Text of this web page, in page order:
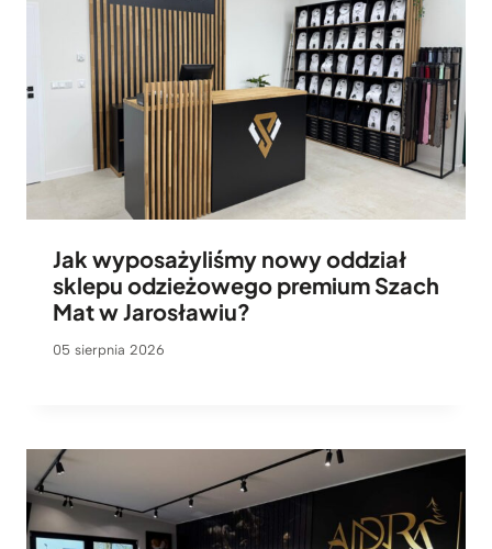
Jak wyposażyliśmy nowy oddział
sklepu odzieżowego premium Szach
Mat w Jarosławiu?
05 sierpnia 2026